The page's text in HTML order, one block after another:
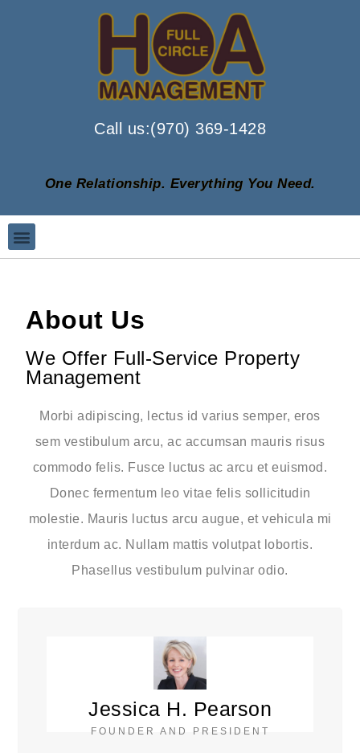
Call us:(970) 369-1428
One Relationship. Everything You Need.
About Us
We Offer Full-Service Property
Management
Morbi adipiscing, lectus id varius semper, eros
sem vestibulum arcu, ac accumsan mauris risus
commodo felis. Fusce luctus ac arcu et euismod.
Donec fermentum leo vitae felis sollicitudin
molestie. Mauris luctus arcu augue, et vehicula mi
interdum ac. Nullam mattis volutpat lobortis.
Phasellus vestibulum pulvinar odio.
Jessica H. Pearson
FOUNDER AND PRESIDENT